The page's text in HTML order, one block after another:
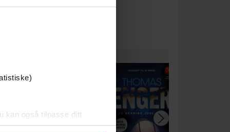
kan også tilpasse ditt
eller endre ditt samtykke.